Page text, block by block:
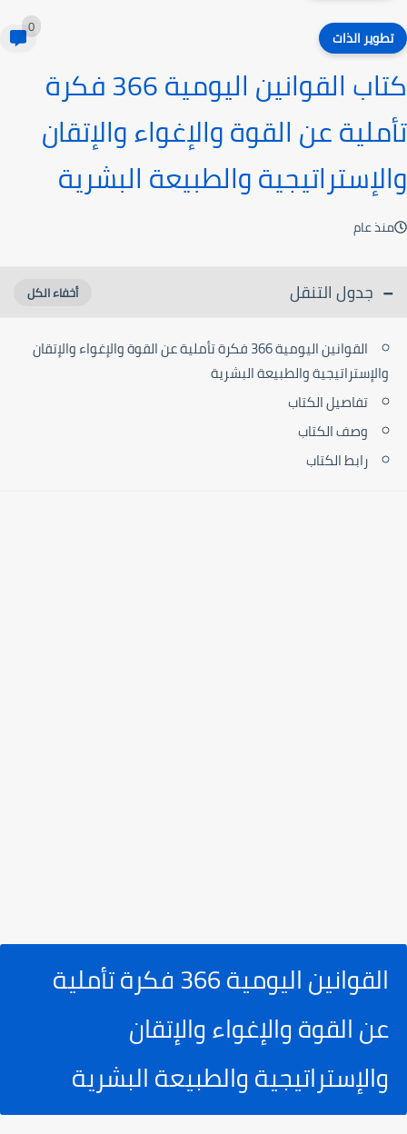
تطوير الذات 0
كتاب ‫القوانين اليومية 366 فكرة
تأملية عن القوة والإغواء والإتقان
والإستراتيجية والطبيعة البشرية‬
منذ عام
جدول التنقل
‫القوانين اليومية 366 فكرة تأملية عن القوة والإغواء والإتقان
والإستراتيجية والطبيعة البشرية‬
تفاصيل الكتاب
وصف الكتاب
رابط الكتاب
‫القوانين اليومية 366 فكرة تأملية
عن القوة والإغواء والإتقان
والإستراتيجية والطبيعة البشرية‬